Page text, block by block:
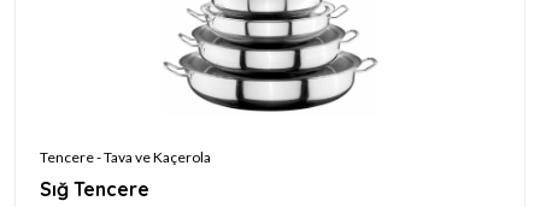
Tencere - Tava ve Kaçerola
Sığ Tencere